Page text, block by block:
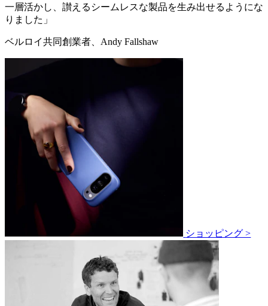
一層活かし、讃えるシームレスな製品を生み出せるようにな
りました」
ベルロイ共同創業者、Andy Fallshaw
ショッピング >